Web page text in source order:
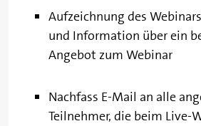
Aufzeichnung des
und Information über ein
Angebot zum Webinar
Nachfass E-Mail an alle
Teilnehmer, die beim Live-